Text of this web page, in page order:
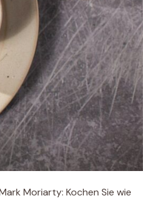
Moriarty: Kochen Sie wie